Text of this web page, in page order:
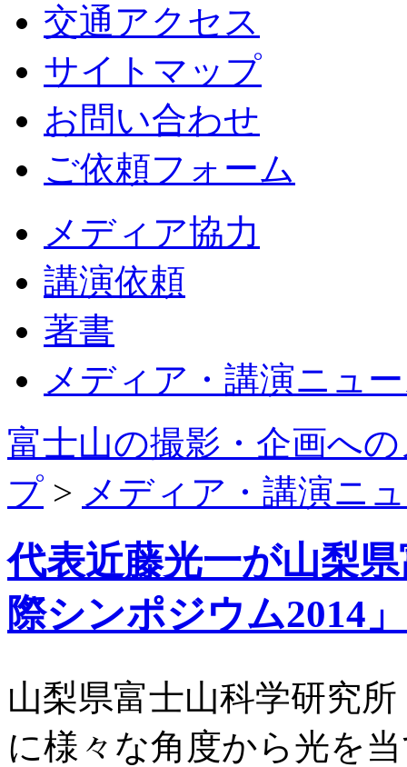
交通アクセス
サイトマップ
お問い合わせ
ご依頼フォーム
メディア協力
講演依頼
著書
メディア・講演ニュ
富士山の撮影・企画へ
プ > メディア・講演ニ
代表近藤光一が山梨
際シンポジウム2014
山梨県富士山科学研究
に様々な角度から光を